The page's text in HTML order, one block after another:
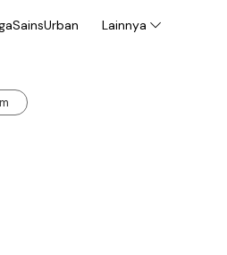
SainsUrban Lainnya